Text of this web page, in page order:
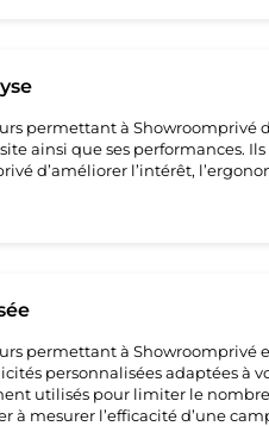
permettant à Showroomprivé
ainsi que ses performances.
d’améliorer l’intérêt,
permettant à Showroomprivé
personnalisées adaptées à
utilisés pour limiter le
à mesurer l’efficacité d’une